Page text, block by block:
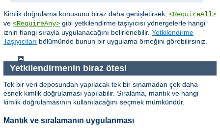
Kimlik doğrulama konusunu biraz daha genişletirsek, <RequireAll>
ve <RequireAny> gibi yetkilendirme taşıyıcısı yönergelerle hangi
iznin hangi sırayla uygulanacağını belirlenebilir. Yetkilendirme
Taşıyıcıları bölümünde bunun bir uygulama örneğini görebilirsiniz.
Yetkilendirmenin biraz ötesi
Tek bir veri deposundan yapılacak tek bir sınamadan çok daha
esnek kimlik doğrulaması yapılabilir. Sıralama, mantık ve hangi
kimlik doğrulamasının kullanılacağını seçmek mümkündür.
Mantık ve sıralamanın uygulanması